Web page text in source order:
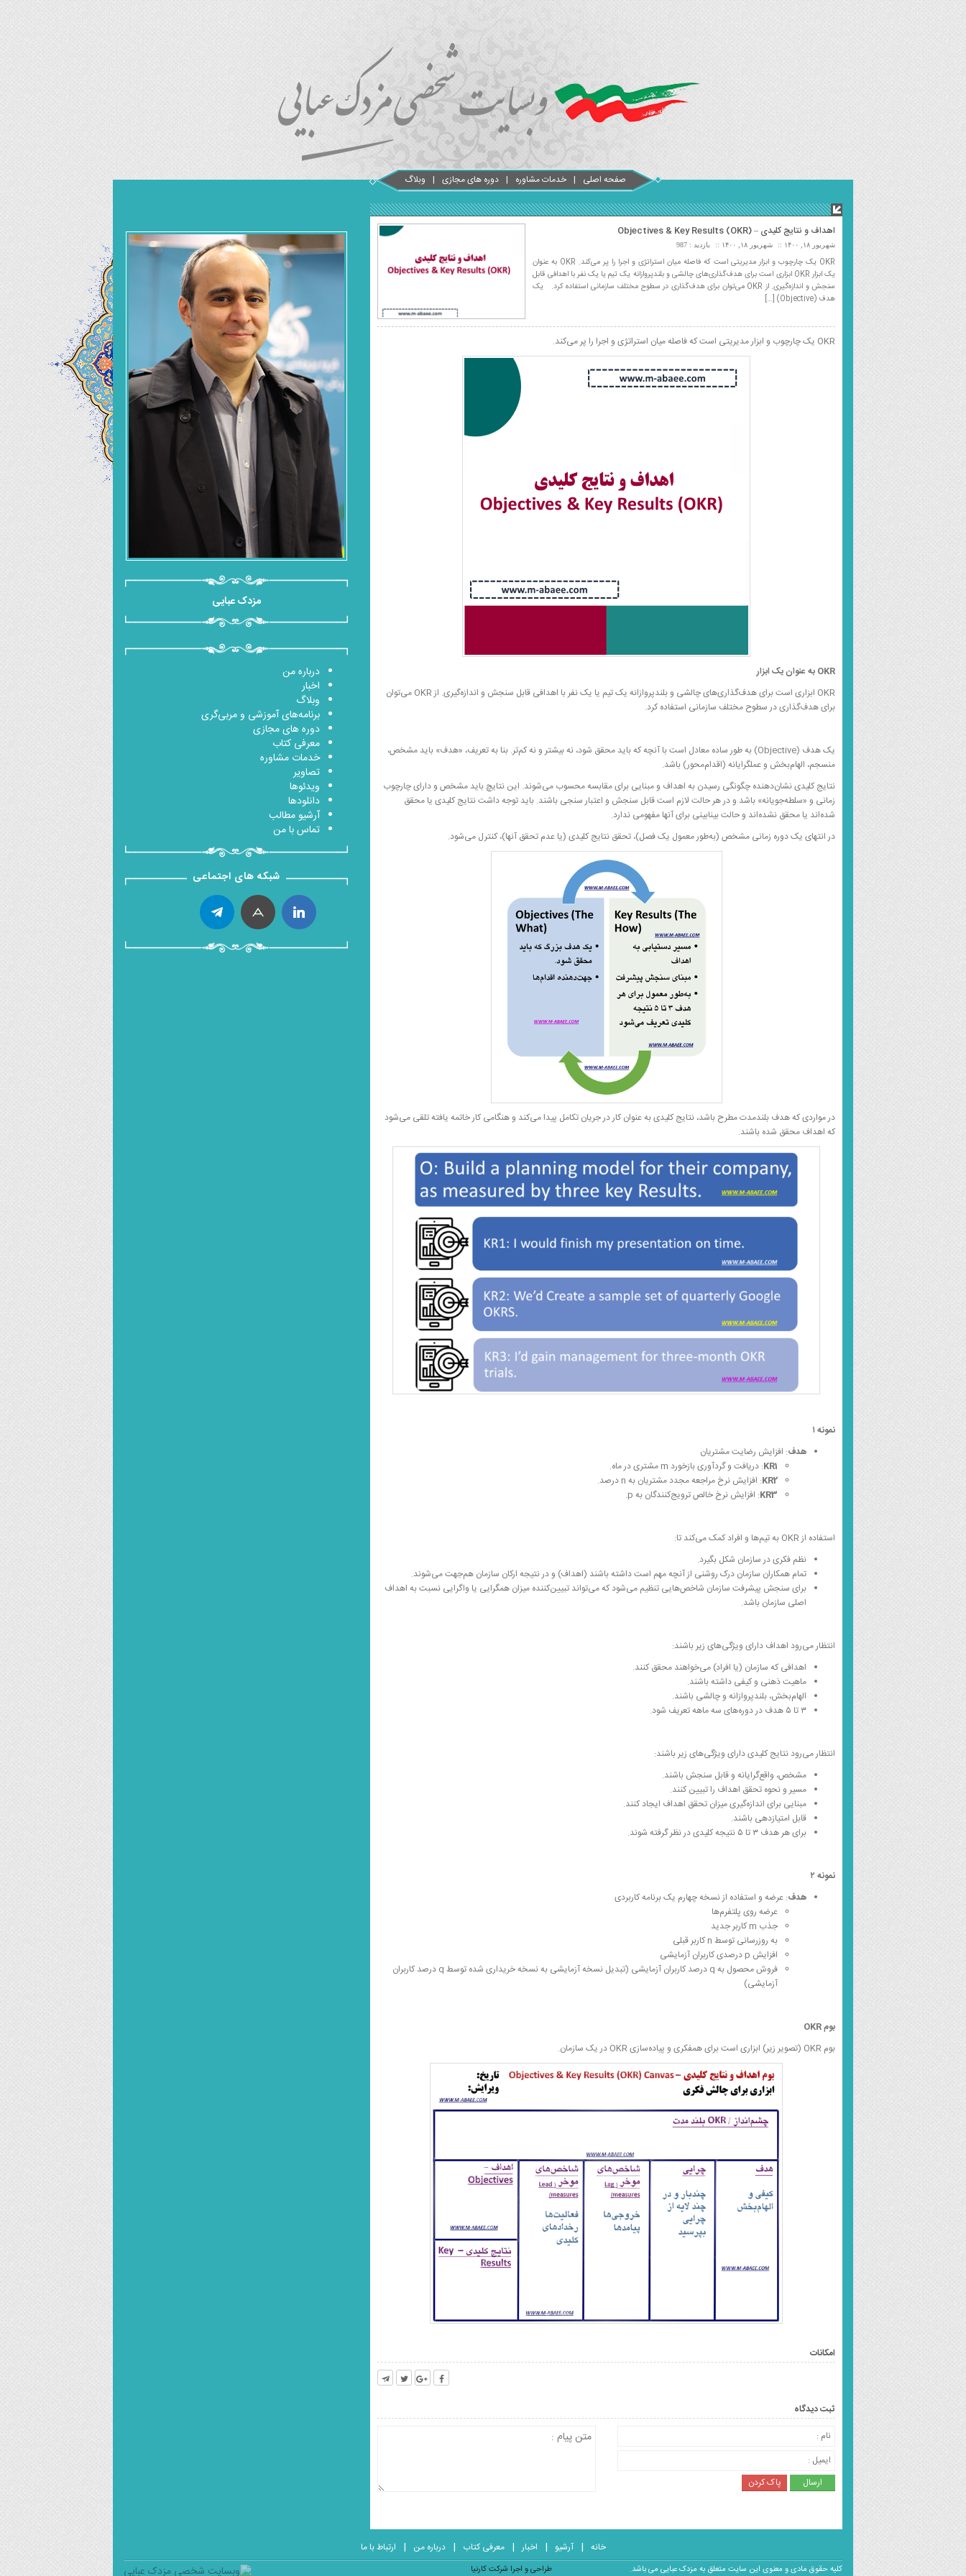
صفحه اصلی خدمات مشاوره دوره های مجازی وبلاگ
اهداف و نتایج کلیدی – Objectives & Key Results (OKR)
شهریور ۱۸, ۱۴۰۰ شهریور ۱۸, ۱۴۰۰ بازدید : 987
OKR یک چارچوب و ابزار مدیریتی است که فاصله میان استراتژی و اجرا را پر می‌کند. OKR به عنوان
یک ابزار OKR ابزاری است برای هدف‌گذاری‌های چالشی و بلندپروازانه یک تیم یا یک نفر با اهدافی قابل
سنجش و اندازه‌گیری. از OKR می‌توان برای هدف‌گذاری در سطوح مختلف سازمانی استفاده کرد. یک
هدف (Objective) […]
OKR یک چارچوب و ابزار مدیریتی است که فاصله میان استراتژی و اجرا را پر می‌کند.
OKR به عنوان یک ابزار
OKR ابزاری است برای هدف‌گذاری‌های چالشی و بلندپروازانه یک تیم یا یک نفر با اهدافی قابل سنجش و اندازه‌گیری. از OKR می‌توان
برای هدف‌گذاری در سطوح مختلف سازمانی استفاده کرد.
یک هدف (Objective) به طور ساده معادل است با آنچه که باید محقق شود، نه بیشتر و نه کم‌تر. بنا به تعریف، «هدف» باید مشخص،
منسجم، الهام‌بخش و عملگرایانه (اقدام‌محور) باشد.
نتایج کلیدی نشان‌دهنده چگونگی رسیدن به اهداف و مبنایی برای مقابسه محسوب می‌شوند. این نتایچ باید مشخص و دارای چارچوب
زمانی و «سلطه‌جویانه» باشد و در هر حالت لازم است قابل سنجش و اعتبار سنجی باشند. باید توجه داشت نتایج کلیدی یا محقق
شده‌اند یا محقق نشده‌اند و حالت بینابینی برای آنها مفهومی ندارد.
در انتهای یک دوره زمانی مشخص (به‌طور معمول یک فصل)، تحقق نتایج کلیدی (یا عدم تحقق آنها)، کنترل می‌شود.
در مواردی که هدف بلندمدت مطرح باشد، نتایج کلیدی به عنوان کار در جریان تکامل پیدا می‌کند و هنگامی کار خاتمه یافته تلقی می‌شود
که اهداف محقق شده باشند.
نمونه ۱
هدف: افزایش رضایت مشتریان
KR1: دریافت و گردآوری بازخورد m مشتری در ماه.
KR2: افزایش نرخ مراجعه مجدد مشتریان به n درصد.
KR3: افزایش نرخ خالص ترویج‌کنندگان به p.
استفاده از OKR به تیم‌ها و افراد کمک می‌کند تا:
نظم فکری در سازمان شکل بگیرد.
تمام همکاران سازمان درک روشنی از آنچه مهم است داشته باشند (اهداف) و در نتیجه ارکان سازمان هم‌جهت می‌شوند.
برای سنجش پیشرفت سازمان شاخص‌هایی تنظیم می‌شود که می‌تواند تبیین‌کننده میزان همگرایی یا واگرایی نسبت به اهداف
اصلی سازمان باشد.
انتظار می‌رود اهداف دارای ویژگی‌های زیر باشند:
اهدافی که سازمان (یا افراد) می‌خواهند محقق کنند.
ماهیت ذهنی و کیفی داشته باشند.
الهام‌بخش، بلندپروازانه و چالشی باشند.
۳ تا ۵ هدف در دوره‌های سه ماهه تعریف شود.
انتظار می‌رود نتایج کلیدی دارای ویژگی‌های زیر باشند:
مشخص، واقع‌گرایانه و قابل سنجش باشند.
مسیر و نحوه تحقق اهداف را تبیین کنند.
مبنایی برای اندازه‌گیری میزان تحقق اهداف ایجاد کنند.
قابل امتیازدهی باشند.
برای هر هدف ۳ تا ۵ نتیجه کلیدی در نظر گرفته شوند.
نمونه ۲
هدف: عرضه و استفاده از نسخه چهارم یک برنامه کاربردی
عرضه روی پلتفرم‌ها
جذب m کاربر جدید
به روزرسانی توسط n کاربر قبلی
افزایش p درصدی کاربران آزمایشی
فروش محصول به q درصد کاربران آزمایشی (تبدیل نسخه آزمایشی به نسخه خریداری شده توسط q درصد کاربران
آزمایشی)
بومOKR
بوم OKR (تصویر زیر) ابزاری است برای همفکری و پیاده‌سازی OKR در یک سازمان.
امکانات
ثبت دیدگاه
مزدک عبایی
درباره من
اخبار
وبلاگ
برنامه‌های آموزشی و مربی‌گری
دوره های مجازی
معرفی کتاب
خدمات مشاوره
تصاویر
ویدئوها
دانلودها
آرشیو مطالب
تماس با من
شبکه های اجتماعی
خانه آرشیو اخبار معرفی کتاب درباره من ارتباط با ما
کلیه حقوق مادی و معنوی این سایت متعلق به مزدک عبایی می باشد. طراحی و اجرا شرکت کارنیا